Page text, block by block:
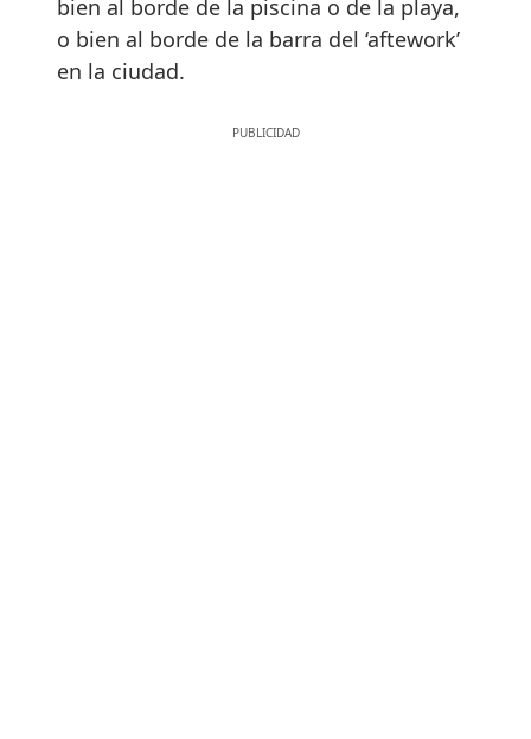
bien al borde de la piscina o de la playa,
o bien al borde de la barra del ‘aftework’
en la ciudad.